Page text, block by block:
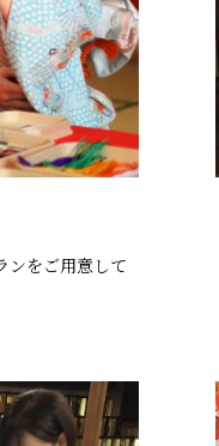
ンをご用意して